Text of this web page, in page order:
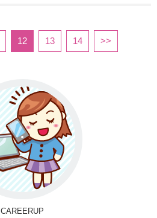
12 13 14 >>
CAREERUP